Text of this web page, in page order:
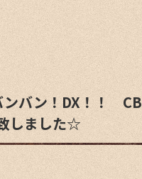
バン！DX！！
しました☆